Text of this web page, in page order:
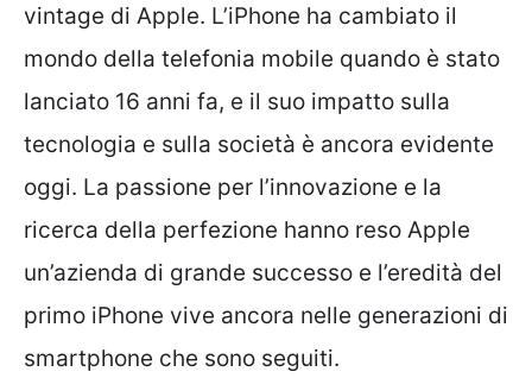
vintage di Apple. L’iPhone ha cambiato il
mondo della telefonia mobile quando è stato
lanciato 16 anni fa, e il suo impatto sulla
tecnologia e sulla società è ancora evidente
oggi. La passione per l’innovazione e la
ricerca della perfezione hanno reso Apple
un’azienda di grande successo e l’eredità del
primo iPhone vive ancora nelle generazioni di
smartphone che sono seguiti.